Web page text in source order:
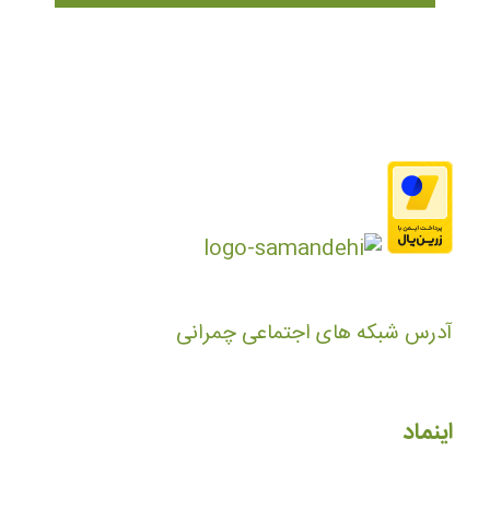
آدرس شبکه های اجتماعی چمرانی
اینماد